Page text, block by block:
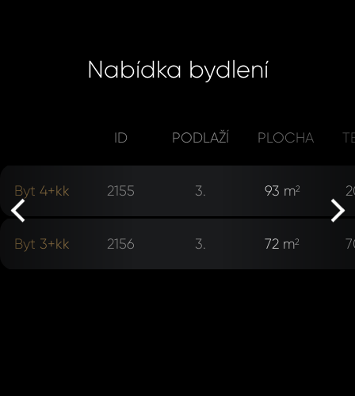
Nabídka bydlení
ID PODLAŽÍ PLOCHA
Byt 4+kk 2155 3. 93 m2
Byt 3+kk 2156 3. 72 m2
Čas